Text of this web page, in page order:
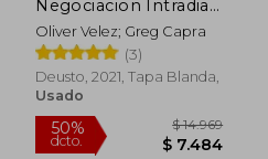
Negociacion Intradia:
Estrategias y Tacticas
Oliver Velez; Greg Capra
(3)
Deusto, 2021, Tapa Blanda,
Usado